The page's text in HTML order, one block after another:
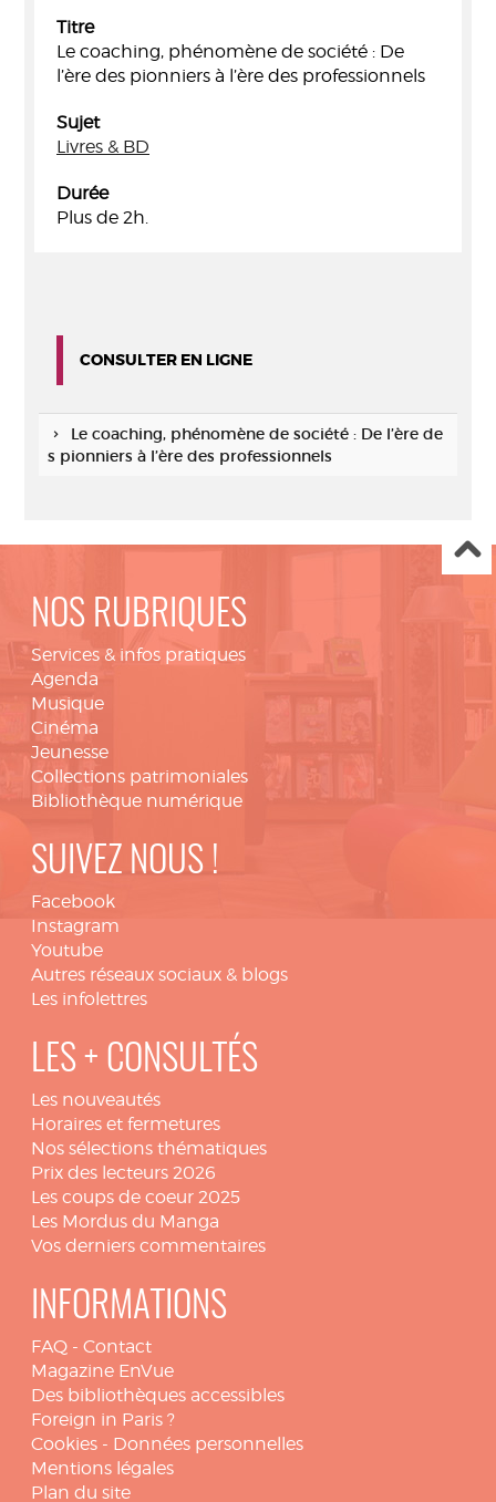
Titre
Le coaching, phénomène de société : De
l’ère des pionniers à l’ère des professionnels
Sujet
Livres & BD
Durée
Plus de 2h.
CONSULTER EN LIGNE
Le coaching, phénomène de société : De l’ère de
s pionniers à l’ère des professionnels
NOS RUBRIQUES
Services & infos pratiques
Agenda
Musique
Cinéma
Jeunesse
Collections patrimoniales
Bibliothèque numérique
SUIVEZ NOUS !
Facebook
Instagram
Youtube
Autres réseaux sociaux & blogs
Les infolettres
LES + CONSULTÉS
Les nouveautés
Horaires et fermetures
Nos sélections thématiques
Prix des lecteurs 2026
Les coups de coeur 2025
Les Mordus du Manga
Vos derniers commentaires
INFORMATIONS
FAQ - Contact
Magazine EnVue
Des bibliothèques accessibles
Foreign in Paris ?
Cookies - Données personnelles
Mentions légales
Plan du site